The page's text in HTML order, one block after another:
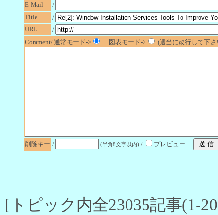
E-Mail
/
Title
/
URL
/
Comment/ 通常モード->
図表モード-> (適当に改行して下
削除キー / (半角8文字以内) / プレビュー
[トピック内全23035記事(1-